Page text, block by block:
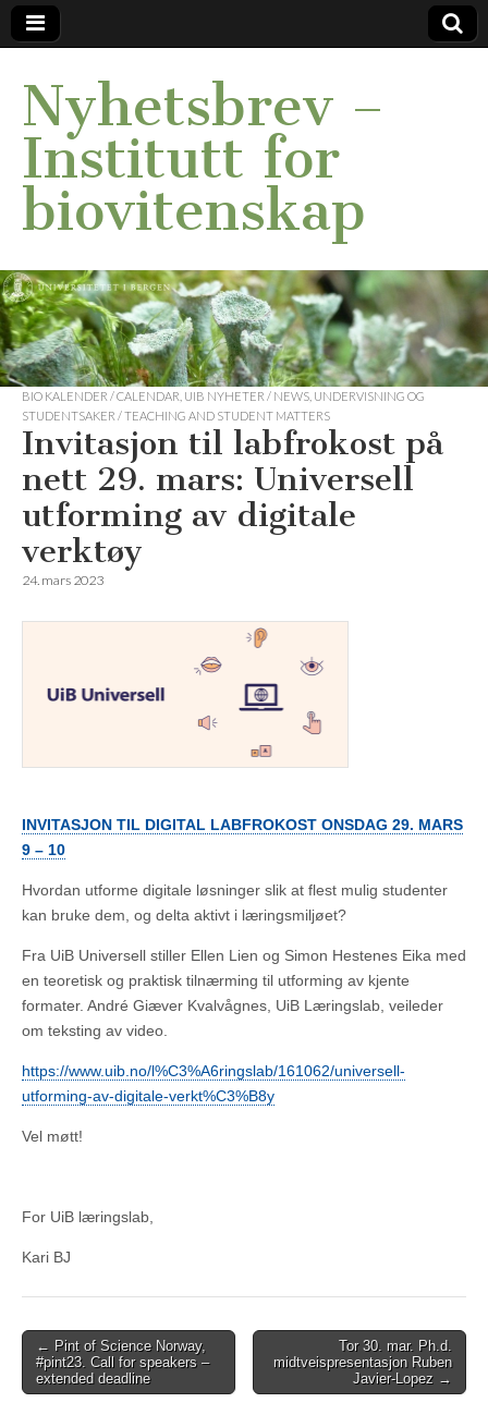
Nyhetsbrev –
Institutt for
biovitenskap
BIO KALENDER / CALENDAR UIB NYHETER / NEWS UNDERVISNING OG
STUDENTSAKER / TEACHING AND STUDENT MATTERS
Invitasjon til labfrokost på
nett 29. mars: Universell
utforming av digitale
verktøy
24. mars 2023
INVITASJON TIL DIGITAL LABFROKOST ONSDAG 29. MARS
9 – 10
Hvordan utforme digitale løsninger slik at flest mulig studenter
kan bruke dem, og delta aktivt i læringsmiljøet?
Fra UiB Universell stiller Ellen Lien og Simon Hestenes Eika med
en teoretisk og praktisk tilnærming til utforming av kjente
formater. André Giæver Kvalvågnes, UiB Læringslab, veileder
om teksting av video.
https://www.uib.no/l%C3%A6ringslab/161062/universell-
utforming-av-digitale-verkt%C3%B8y
Vel møtt!
For UiB læringslab,
Kari BJ
Post
navigation
← Pint of Science Norway,
#pint23. Call for speakers –
extended deadline
Tor 30. mar. Ph.d.
midtveispresentasjon Ruben
Javier-Lopez →